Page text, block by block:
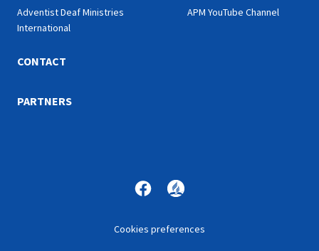
Adventist Deaf Ministries
International
APM YouTube Channel
CONTACT
PARTNERS
Cookies preferences